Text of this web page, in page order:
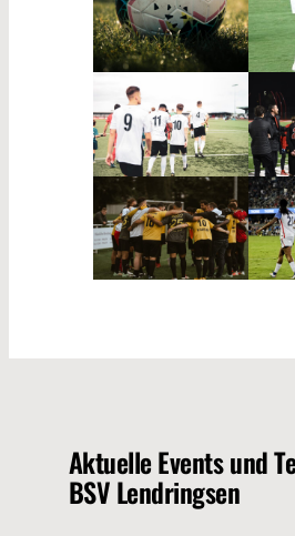
Aktuelle Events und
BSV Lendringsen